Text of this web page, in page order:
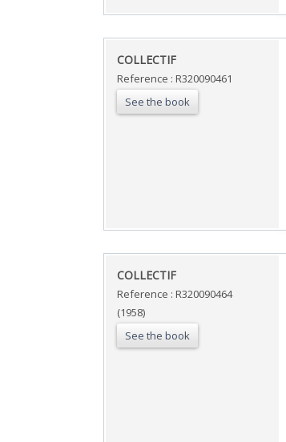
‎COLLECTIF‎
Reference : R320090461
See the book
‎COLLECTIF‎
Reference : R320090464
(1958)
See the book